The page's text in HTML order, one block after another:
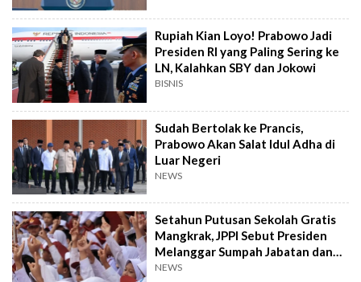
Rupiah Kian Loyo! Prabowo Jadi
Presiden RI yang Paling Sering ke
LN, Kalahkan SBY dan Jokowi
BISNIS
Sudah Bertolak ke Prancis,
Prabowo Akan Salat Idul Adha di
Luar Negeri
NEWS
Setahun Putusan Sekolah Gratis
Mangkrak, JPPI Sebut Presiden
Melanggar Sumpah Jabatan dan
Konstitusi
NEWS